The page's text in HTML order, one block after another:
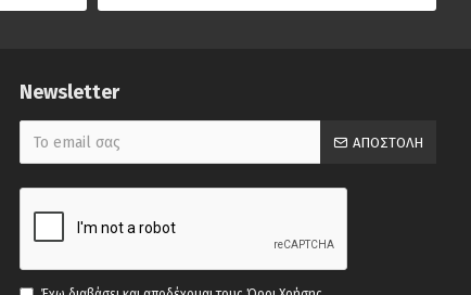
Newsletter
ΑΠΟΣΤΟΛΉ